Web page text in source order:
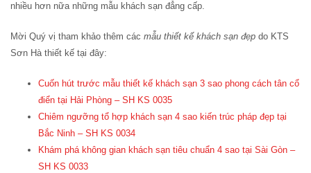
nhiều hơn nữa những mẫu khách sạn đẳng cấp.
Mời Quý vị tham khảo thêm các mẫu thiết kế khách sạn đẹp do KTS
Sơn Hà thiết kế tại đây:
Cuốn hút trước mẫu thiết kế khách sạn 3 sao phong cách tân cổ
điển tại Hải Phòng – SH KS 0035
Chiêm ngưỡng tổ hợp khách sạn 4 sao kiến trúc pháp đẹp tại
Bắc Ninh – SH KS 0034
Khám phá không gian khách sạn tiêu chuẩn 4 sao tại Sài Gòn –
SH KS 0033